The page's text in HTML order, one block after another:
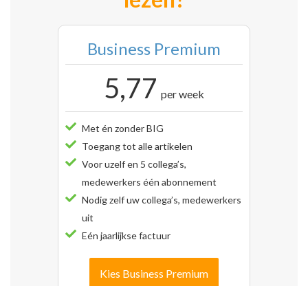
Business Premium
5,77 per week
Met én zonder BIG
Toegang tot alle artikelen
Voor uzelf en 5 collega’s,
medewerkers één abonnement
Nodig zelf uw collega’s, medewerkers
uit
Eén jaarlijkse factuur
Kies Business Premium